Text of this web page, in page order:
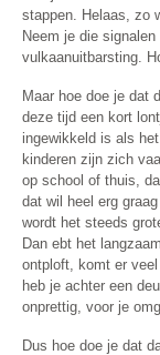
stappen. Helaas, zo
Neem je die
vulkaanuitbarsting.
Maar hoe doe je dat
deze tijd een kort
ingewikkeld is als
kinderen zijn zich
op school of thuis,
dat wil heel erg
wordt het steeds
Dan ebt het
ontploft, komt er
heb je achter een
onprettig, voor je
Dus hoe doe je dat